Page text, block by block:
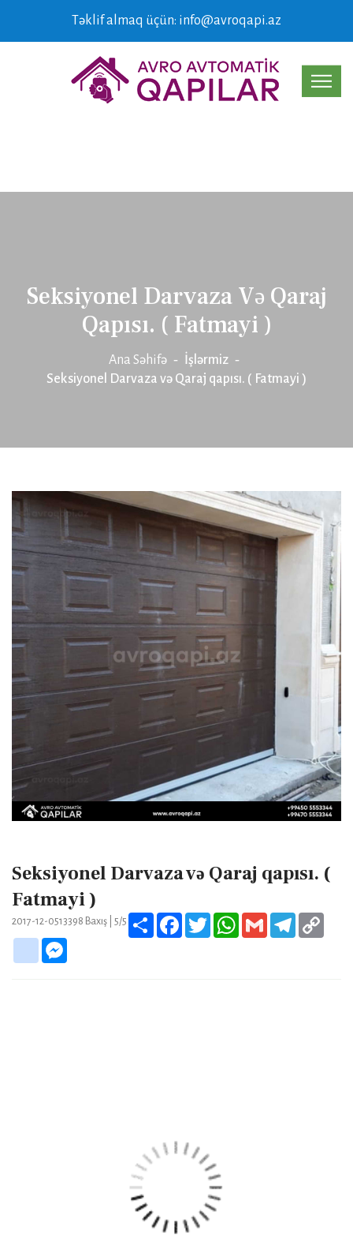
Təklif almaq üçün: info@avroqapi.az
Seksiyonel Darvaza Və Qaraj
Qapısı. ( Fatmayi )
Ana Səhifə
İşlərmiz
Seksiyonel Darvaza və Qaraj qapısı. ( Fatmayi )
Seksiyonel Darvaza və Qaraj qapısı. (
Fatmayi )
2017-12-0513398 Baxış | 5/5 Share FacebookTwitter WhatsApp
Gmail Telegram
google_bookmarks